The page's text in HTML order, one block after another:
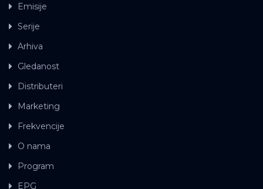
Emisije
Serije
Arhiva
Gledanost
Distributeri
Marketing
Frekvencije
O nama
Program
EPG